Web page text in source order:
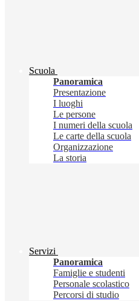
Scuola
Panoramica
Presentazione
I luoghi
Le persone
I numeri della scuola
Le carte della scuola
Organizzazione
La storia
Servizi
Panoramica
Famiglie e studenti
Personale scolastico
Percorsi di studio